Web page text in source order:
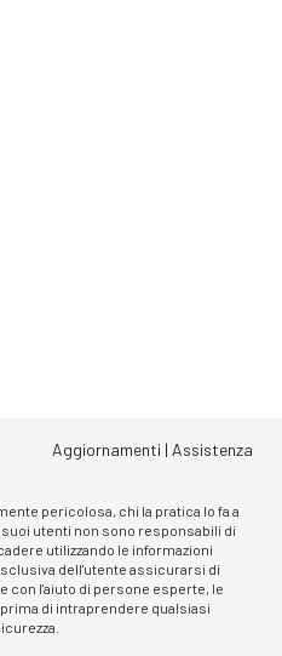
Aggiornamenti | Assistenza
pericolosa, chi la pratica lo fa a
utenti non sono responsabili di
utilizzando le informazioni
dell'utente assicurarsi di
con l'aiuto di persone esperte, le
di intraprendere qualsiasi